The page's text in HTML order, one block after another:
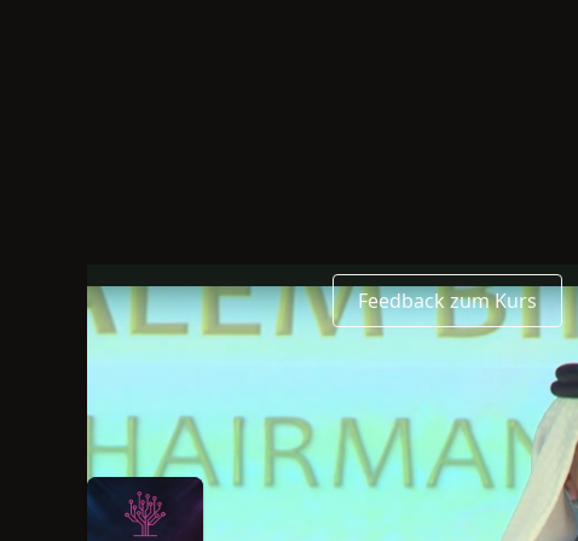
Englisch
Die Sprache dieses Beitrags ist Englisch
2023
Dieser Beitrag wurde 2023 veröffentlicht
Feedback zum Kurs
H.H. Sheikh Salem bin
Exclusive Keynote
H.H. Sheikh Salem bin Sultan Al Qasimi